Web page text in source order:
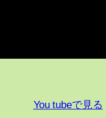
You tubeで見る